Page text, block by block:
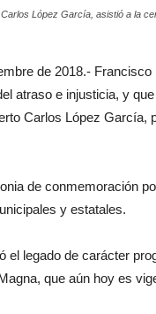
López García, asistió a la
de 2018.-
atraso e injusticia, y
Carlos López García,
de conmemoración
y estatales.
el legado de carácter
que aún hoy es